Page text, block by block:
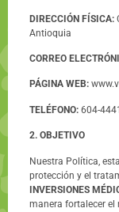
DIRECCIÓN FÍSICA:
Antioquia
CORREO
PÁGINA WEB:
TELÉFONO: 604-
2. OBJETIVO
Nuestra Política,
protección y el
INVERSIONES
manera fortalecer el